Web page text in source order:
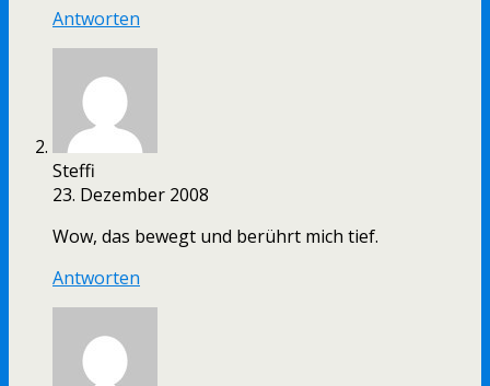
Antworten
Steffi
23. Dezember 2008
Wow, das bewegt und berührt mich tief.
Antworten